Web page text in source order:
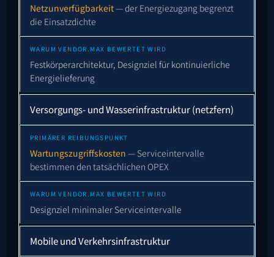
Netzunverfügbarkeit— der Energiezugang begrenzt
die Einsatzdichte
Festkörperarchitektur, Designziel für kontinuierliche
Energielieferung
Versorgungs- und Wasserinfrastruktur (netzfern)
Wartungszugriffskosten — Serviceintervalle
bestimmen den tatsächlichen OPEX
Designziel minimaler Serviceintervalle
Mobile und Verkehrsinfrastruktur